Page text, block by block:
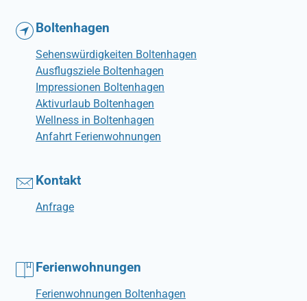
Boltenhagen
Sehenswürdigkeiten Boltenhagen
Ausflugsziele Boltenhagen
Impressionen Boltenhagen
Aktivurlaub Boltenhagen
Wellness in Boltenhagen
Anfahrt Ferienwohnungen
Kontakt
Anfrage
Ferienwohnungen
Ferienwohnungen Boltenhagen